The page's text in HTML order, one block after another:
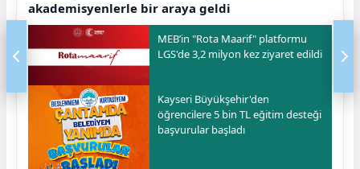
akademisyenlerle bir araya geldi
MEB’in "Rota Maarif" platformu
LGS'de 3,2 milyon kez ziyaret edildi
Kayseri Büyükşehir'den
öğrencilere 5 bin TL eğitim desteği
başvurular başladı